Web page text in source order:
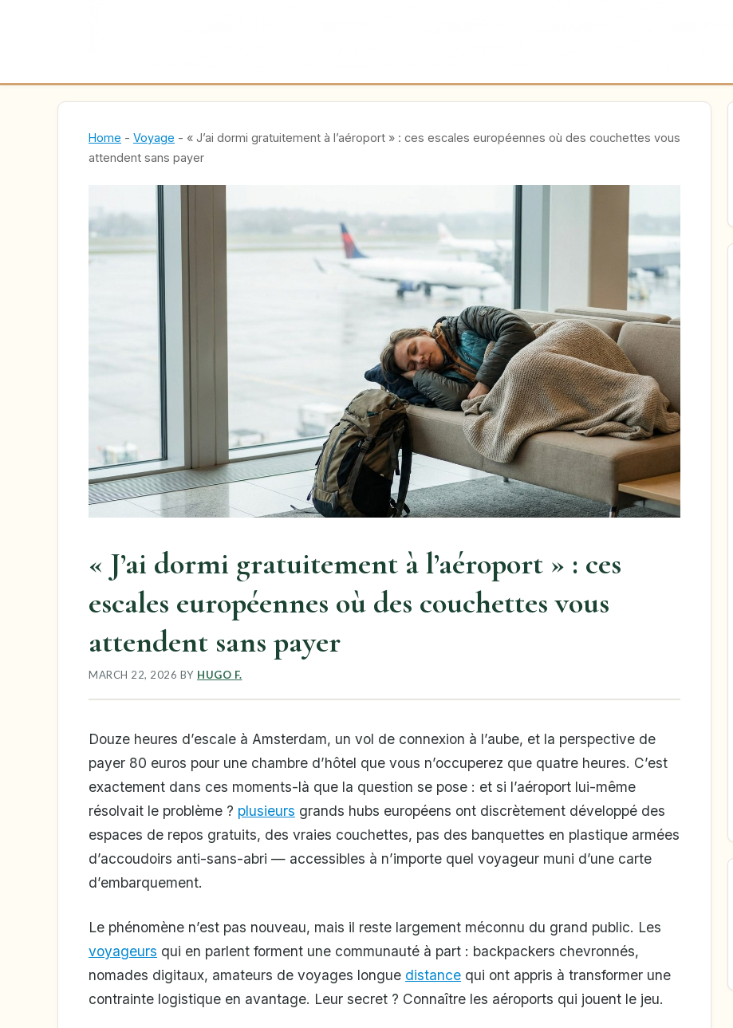
Home - Voyage - « J’ai dormi gratuitement à l’aéroport » : ces escales européennes où des couchettes vous
attendent sans payer
« J’ai dormi gratuitement à l’aéroport » : ces
escales européennes où des couchettes vous
attendent sans payer
MARCH 22, 2026 BY HUGO F.
Douze heures d’escale à Amsterdam, un vol de connexion à l’aube, et la perspective de
payer 80 euros pour une chambre d’hôtel que vous n’occuperez que quatre heures. C’est
exactement dans ces moments-là que la question se pose : et si l’aéroport lui-même
résolvait le problème ? plusieurs grands hubs européens ont discrètement développé des
espaces de repos gratuits, des vraies couchettes, pas des banquettes en plastique armées
d’accoudoirs anti-sans-abri — accessibles à n’importe quel voyageur muni d’une carte
d’embarquement.
Le phénomène n’est pas nouveau, mais il reste largement méconnu du grand public. Les
voyageurs qui en parlent forment une communauté à part : backpackers chevronnés,
nomades digitaux, amateurs de voyages longue distance qui ont appris à transformer une
contrainte logistique en avantage. Leur secret ? Connaître les aéroports qui jouent le jeu.